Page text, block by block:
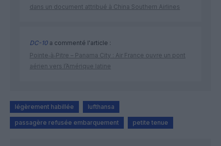
dans un document attribué à China Southern Airlines
DC-10 a commenté l'article :
Pointe‑à‑Pitre – Panama City : Air France ouvre un pont
aérien vers l’Amérique latine
légèrement habillée lufthansa
passagère refusée embarquement petite tenue